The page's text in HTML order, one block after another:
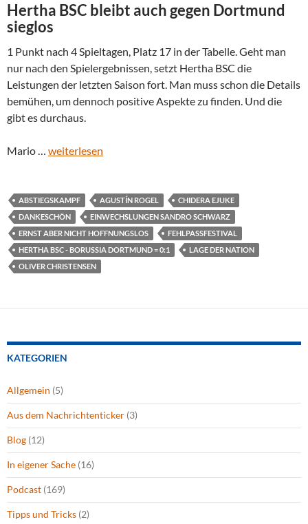
Hertha BSC bleibt auch gegen Dortmund
sieglos
1 Punkt nach 4 Spieltagen, Platz 17 in der Tabelle. Geht man
nur nach den Spielergebnissen, setzt Hertha BSC die
Leistungen der letzten Saison fort. Man muss schon die Details
bemühen, um dennoch positive Aspekte zu finden. Und die
gibt es durchaus.
Mario … weiterlesen
ABSTIEGSKAMPF AGUSTÍN ROGEL
CHIDERA EJUKE
DANKESCHÖN
EINWECHSLUNGEN SANDRO SCHWARZ
ERNST ABER NICHT HOFFNUNGSLOS
FEHLPASSFESTIVAL
HERTHA BSC - BORUSSIA DORTMUND = 0:1
LAGE DER NATION
OLIVER CHRISTENSEN
KATEGORIEN
Allgemein (5)
Aus dem Nachrichtenticker (3)
Blog (12)
In eigener Sache (16)
Podcast (169)
Tipps und Tricks (2)